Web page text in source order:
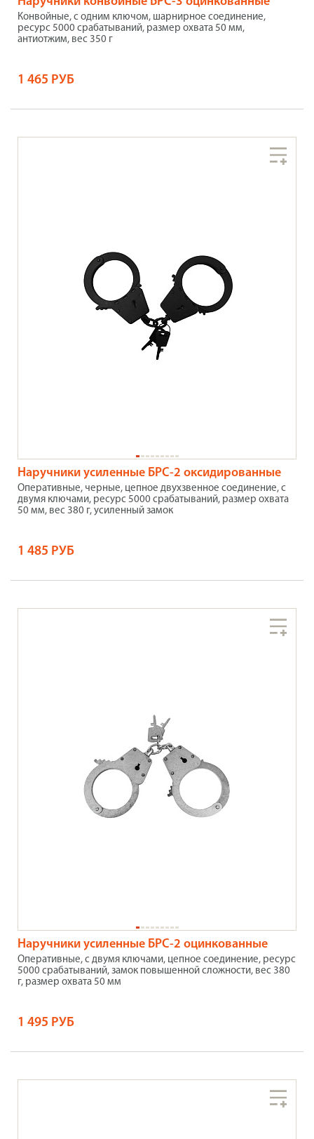
Конвойные, с одним ключом, шарнирное соединение,
ресурс 5000 срабатываний, размер охвата 50 мм,
антиотжим, вес 350 г
1 465 РУБ
Наручники усиленные БРС-2 оксидированные
Оперативные, черные, цепное двухзвенное соединение, с
двумя ключами, ресурс 5000 срабатываний, размер охвата
50 мм, вес 380 г, усиленный замок
1 485 РУБ
Наручники усиленные БРС-2 оцинкованные
Оперативные, с двумя ключами, цепное соединение, ресурс
5000 срабатываний, замок повышенной сложности, вес 380
г, размер охвата 50 мм
1 495 РУБ